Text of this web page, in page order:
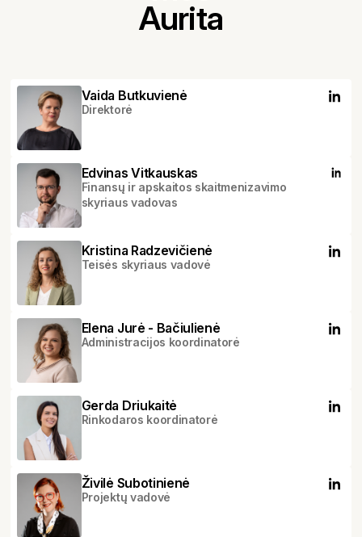
Aurita
Vaida Butkuvienė
Direktorė
Edvinas Vitkauskas
Finansų ir apskaitos skaitmenizavimo
skyriaus vadovas
Kristina Radzevičienė
Teisės skyriaus vadovė
Elena Jurė - Bačiulienė
Administracijos koordinatorė
Gerda Driukaitė
Rinkodaros koordinatorė
Živilė Subotinienė
Projektų vadovė